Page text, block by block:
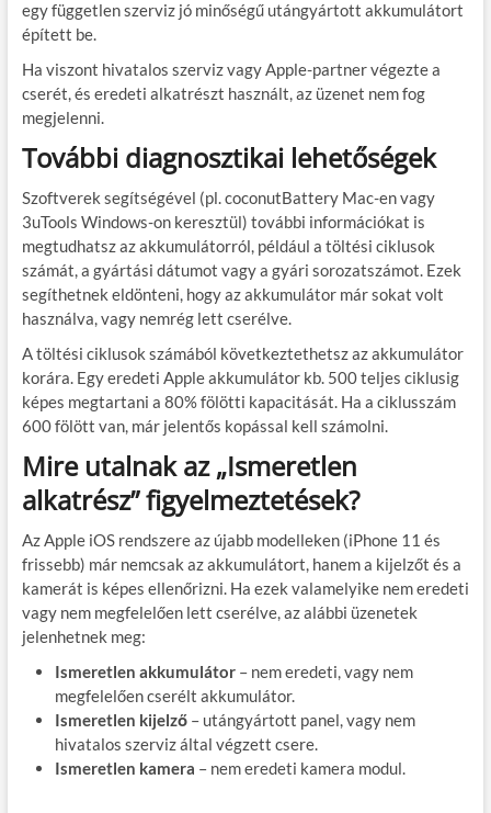
egy független szerviz jó minőségű utángyártott akkumulátort
épített be.
Ha viszont hivatalos szerviz vagy Apple-partner végezte a
cserét, és eredeti alkatrészt használt, az üzenet nem fog
megjelenni.
További diagnosztikai lehetőségek
Szoftverek segítségével (pl. coconutBattery Mac-en vagy
3uTools Windows-on keresztül) további információkat is
megtudhatsz az akkumulátorról, például a töltési ciklusok
számát, a gyártási dátumot vagy a gyári sorozatszámot. Ezek
segíthetnek eldönteni, hogy az akkumulátor már sokat volt
használva, vagy nemrég lett cserélve.
A töltési ciklusok számából következtethetsz az akkumulátor
korára. Egy eredeti Apple akkumulátor kb. 500 teljes ciklusig
képes megtartani a 80% fölötti kapacitását. Ha a ciklusszám
600 fölött van, már jelentős kopással kell számolni.
Mire utalnak az „Ismeretlen
alkatrész” figyelmeztetések?
Az Apple iOS rendszere az újabb modelleken (iPhone 11 és
frissebb) már nemcsak az akkumulátort, hanem a kijelzőt és a
kamerát is képes ellenőrizni. Ha ezek valamelyike nem eredeti
vagy nem megfelelően lett cserélve, az alábbi üzenetek
jelenhetnek meg:
Ismeretlen akkumulátor– nem eredeti, vagy nem
megfelelően cserélt akkumulátor.
Ismeretlen kijelző– utángyártott panel, vagy nem
hivatalos szerviz által végzett csere.
Ismeretlen kamera – nem eredeti kamera modul.